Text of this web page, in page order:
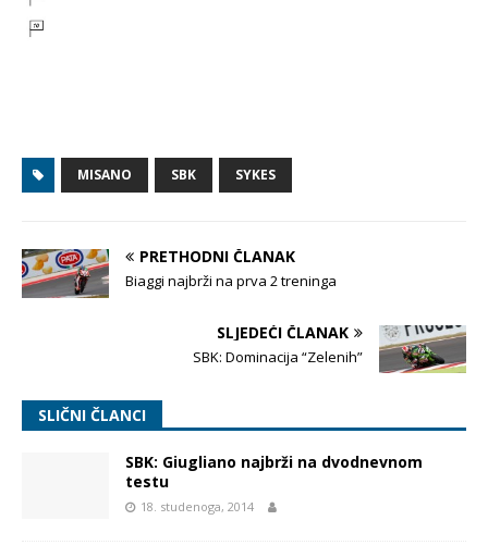
MISANO SBK SYKES
PRETHODNI ČLANAK
Biaggi najbrži na prva 2 treninga
SLJEDEĆI ČLANAK
SBK: Dominacija “Zelenih”
SLIČNI ČLANCI
SBK: Giugliano najbrži na dvodnevnom
testu
18. studenoga, 2014